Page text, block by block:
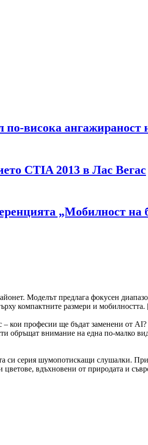
висока ангажираност
CTIA 2013 в Лас Вегас
„Мобилност на
Моделът предлага фокусен
компактните размери и
– кои професии ще бъдат заменени от
обръщат внимание на една по-малко
си серия шумопотискащи слушалки.
вдъхновени от природата и